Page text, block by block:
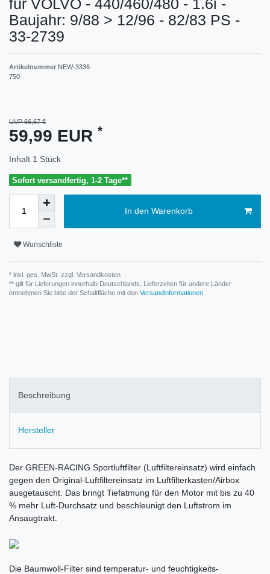
Baujahr: 9/88 > 12/96 - 82/83 PS -
33-2739
Artikelnummer NEW-3336
750
UVP 66,67 €
59,99 EUR *
Inhalt 1 Stück
Sofort versandfertig, 1-2 Tage**
In den Warenkorb
Wunschliste
* inkl. ges. MwSt. zzgl. Versandkosten
** gilt für Lieferungen innerhalb Deutschlands, Lieferzeiten für andere Länder
entnehmen Sie bitte der Schaltfläche mit den Versandinformationen
Beschreibung
Hersteller
Der GREEN-RACING Sportluftfilter (Luftfiltereinsatz) wird einfach
gegen den Original-Luftfiltereinsatz im Luftfilterkasten/Airbox
ausgetauscht. Das bringt Tiefatmung für den Motor mit bis zu 40
% mehr Luft-Durchsatz und beschleunigt den Luftstrom im
Ansaugtrakt.
Die Baumwoll-Filter sind temperatur- und feuchtigkeits-